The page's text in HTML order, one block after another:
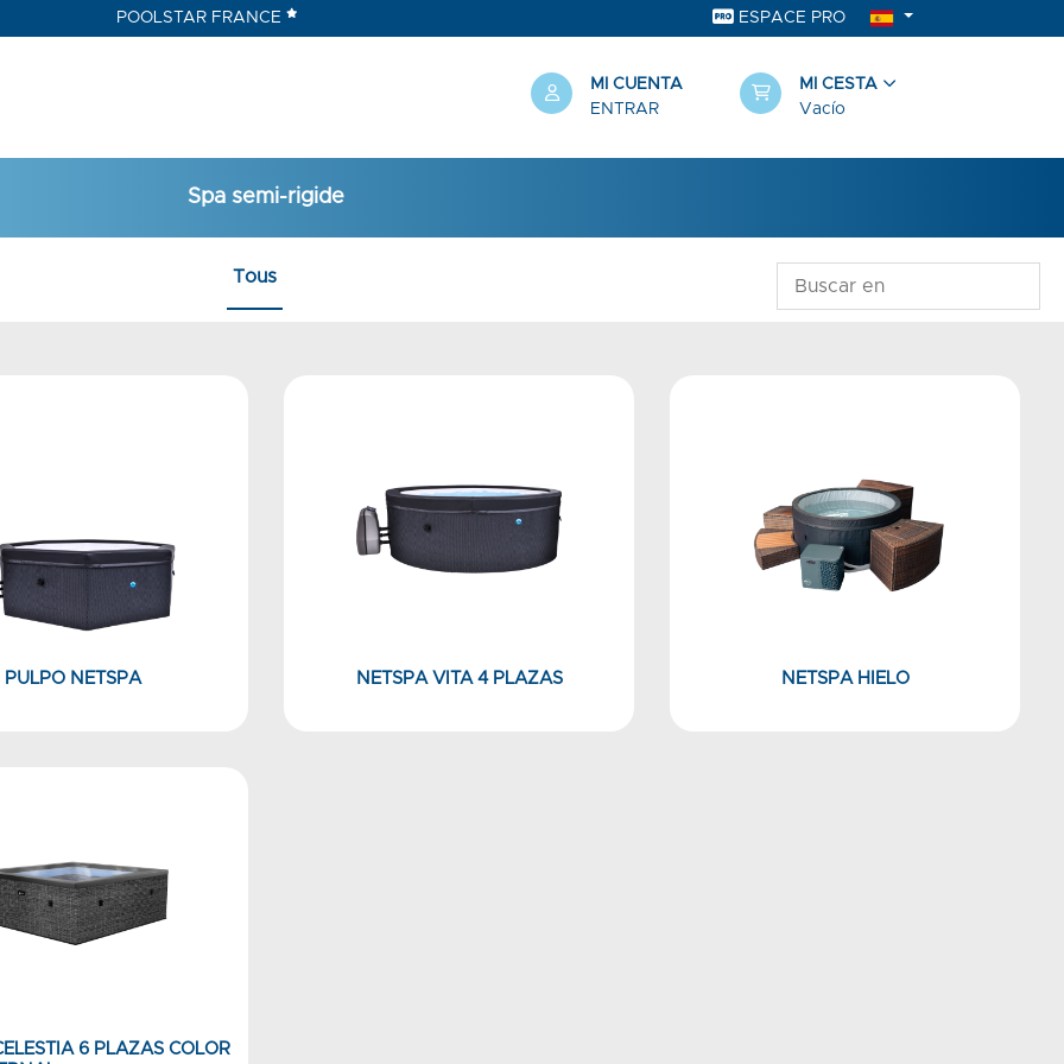
POOLSTAR FRANCE ESPACE PRO
MI CUENTA
ENTRAR
MI CESTA
Vacío
Spa semi-rigide
Tous
PULPO NETSPA NETSPA VITA 4 PLAZAS NETSPA HIELO
6 PLAZAS COLOR